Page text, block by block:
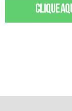
Clique